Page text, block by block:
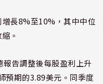
長8%至10%，其中中位
。
告調整後每股盈利上升
預期的3.89美元。同季度